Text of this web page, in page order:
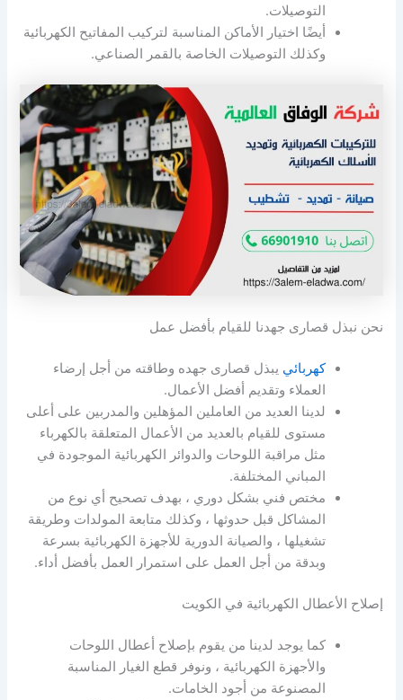
التوصيلات.
أيضًا اختيار الأماكن المناسبة لتركيب المفاتيح الكهربائية
وكذلك التوصيلات الخاصة بالقمر الصناعي.
نحن نبذل قصارى جهدنا للقيام بأفضل عمل
كهربائي يبذل قصارى جهده وطاقته من أجل إرضاء
العملاء وتقديم أفضل الأعمال.
لدينا العديد من العاملين المؤهلين والمدربين على أعلى
مستوى للقيام بالعديد من الأعمال المتعلقة بالكهرباء
مثل مراقبة اللوحات والدوائر الكهربائية الموجودة في
المباني المختلفة.
مختص فني بشكل دوري ، بهدف تصحيح أي نوع من
المشاكل قبل حدوثها ، وكذلك متابعة المولدات وطريقة
تشغيلها ، والصيانة الدورية للأجهزة الكهربائية بسرعة
وبدقة من أجل العمل على استمرار العمل بأفضل أداء.
إصلاح الأعطال الكهربائية في الكويت
كما يوجد لدينا من يقوم بإصلاح أعطال اللوحات
والأجهزة الكهربائية ، ونوفر قطع الغيار المناسبة
المصنوعة من أجود الخامات.